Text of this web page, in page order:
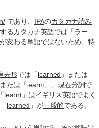
n/ であり、 IPAのカタカナ読み
るカタカナ英語では「ラー
が変わる単語ではないため、 特
去形では「learned 」または
または「learnt 」、 現在分詞で
learnt 」はイギリス英語でよく
learned 」が一般的である。